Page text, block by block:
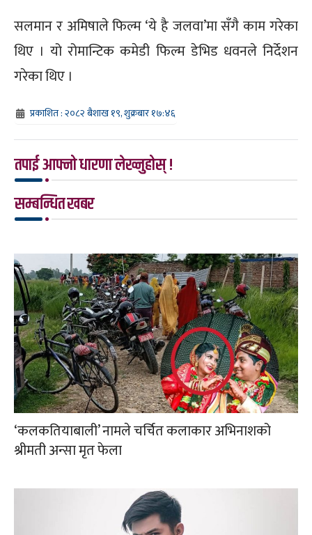
सलमान र अमिषाले फिल्म ‘ये है जलवा’मा सँगै काम गरेका
थिए । यो रोमान्टिक कमेडी फिल्म डेभिड धवनले निर्देशन
गरेका थिए ।
प्रकाशित : २०८२ बैशाख १९, शुक्रबार १७:४६
तपाई आफ्नो धारणा लेख्नुहोस् !
सम्बन्धित खबर
‘कलकतियाबाली’ नामले चर्चित कलाकार अभिनाशको
श्रीमती अन्सा मृत फेला